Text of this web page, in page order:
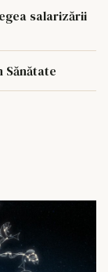
salarizării
Sănătate